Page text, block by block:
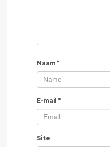
Naam *
E-mail *
Site